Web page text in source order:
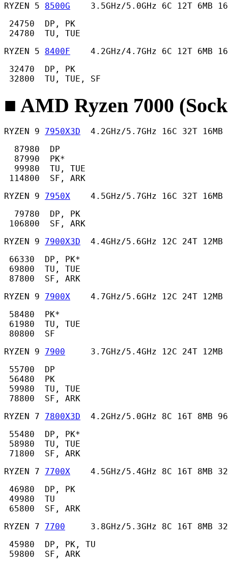
RYZEN 5 8500G
3.5GHz/5.0GHz 6C 12T 6MB
24750  DP, PK
24780  TU, TUE
RYZEN 5 8400F
4.2GHz/4.7GHz 6C 12T 6MB
32470  DP, PK
32800  TU, TUE, SF
■ AMD Ryzen 7000
RYZEN 9 7950X3D
4.2GHz/5.7GHz 16C 32T 16MB
87980  DP
  87990  PK*
  99980  TU, TUE
114800  SF, ARK
RYZEN 9 7950X
4.5GHz/5.7GHz 16C 32T 16MB
79780  DP, PK
106800  SF, ARK
RYZEN 9 7900X3D
4.4GHz/5.6GHz 12C 24T 12MB
66330  DP, PK*
69800  TU, TUE
87800  SF, ARK
RYZEN 9 7900X
4.7GHz/5.6GHz 12C 24T 12MB
58480  PK*
61980  TU, TUE
80800  SF
RYZEN 9 7900
3.7GHz/5.4GHz 12C 24T 12MB
55700  DP
56480  PK
59980  TU, TUE
78800  SF, ARK
RYZEN 7 7800X3D
4.2GHz/5.0GHz 8C 16T 8MB
55480  DP, PK*
58980  TU, TUE
71800  SF, ARK
RYZEN 7 7700X
4.5GHz/5.4GHz 8C 16T 8MB
46980  DP, PK
49980  TU
65800  SF, ARK
RYZEN 7 7700
3.8GHz/5.3GHz 8C 16T 8MB
45980  DP, PK, TU
59800  SF, ARK